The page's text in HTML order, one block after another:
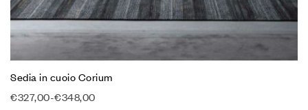
Sedia in cuoio Corium
€327,00-€348,00